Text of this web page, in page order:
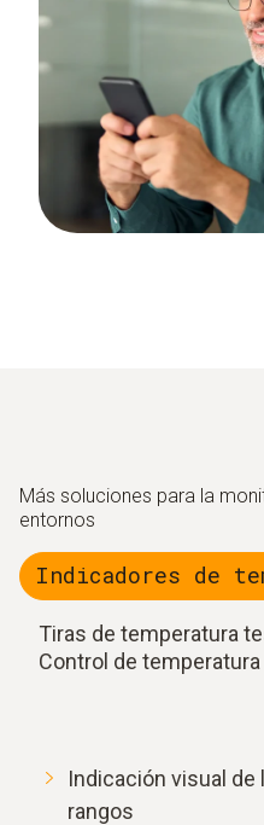
Más soluciones para la
entornos
Indicadores de
Tiras de temperatura
Control de
Indicación visual de
rangos